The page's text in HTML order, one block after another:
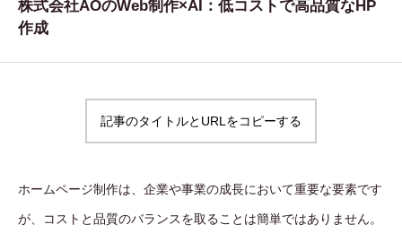
お問い合わせ
株式会社AOのWeb制作×AI：低コストで高品質なHP
作成
記事のタイトルとURLをコピーする
ホームページ制作は、企業や事業の成長において重要な要素です
が、コストと品質のバランスを取ることは簡単ではありません。